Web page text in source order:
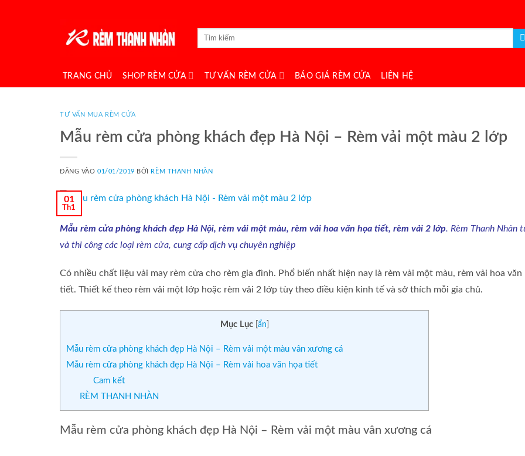
Tìm
kiếm:
TRANG CHỦ SHOP RÈM CỬA TƯ VẤN RÈM CỬA BÁO GIÁ RÈM CỬA LIÊN HỆ
TƯ VẤN MUA RÈM CỬA
Mẫu rèm cửa phòng khách đẹp Hà Nội – Rèm vải một màu 2 lớp
ĐĂNG VÀO01/01/2019 BỞI RÈM THANH NHÀN
01
Th1
Mẫu rèm cửa phòng khách đẹp Hà Nội, rèm vải một màu, rèm vải hoa văn họa tiết, rèm vải 2 lớp. Rèm Thanh Nhàn
và thi công các loại rèm cửa, cung cấp dịch vụ chuyên nghiệp
Có nhiều chất liệu vải may rèm cửa cho rèm gia đình. Phổ biến nhất hiện nay là rèm vải một màu, rèm vải hoa văn
tiết. Thiết kế theo rèm vải một lớp hoặc rèm vải 2 lớp tùy theo điều kiện kinh tế và sở thích mỗi gia chủ.
Mục Lục ẩn
Mẫu rèm cửa phòng khách đẹp Hà Nội – Rèm vải một màu vân xương cá
Mẫu rèm cửa phòng khách đẹp Hà Nội – Rèm vải hoa văn họa tiết
Cam kết
RÈM THANH NHÀN
Mẫu rèm cửa phòng khách đẹp Hà Nội – Rèm vải một màu vân xương cá